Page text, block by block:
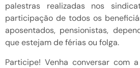
palestras realizadas nos
participação de todos os
aposentados, pensionistas,
que estejam de férias ou folga.
Participe! Venha conversar com